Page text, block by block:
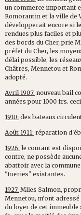
un commerce important
Romorantin et la ville de
développerait encore si
rendues plus faciles et
des bords du Cher, prie
préfet du Cher, les
délai possible, les
Châtres, Mennetou et
adopté.
Avril 1907: nouveau bail
années pour 1000 frs.
1910: des bateaux
Août 1911: réparation
1926: le courant est
contre, ne possède
abattoir avec la
"tueries" existantes.
1927: Mlles Salmon,
Mennetou, m'ont
du loyer de cet immeuble